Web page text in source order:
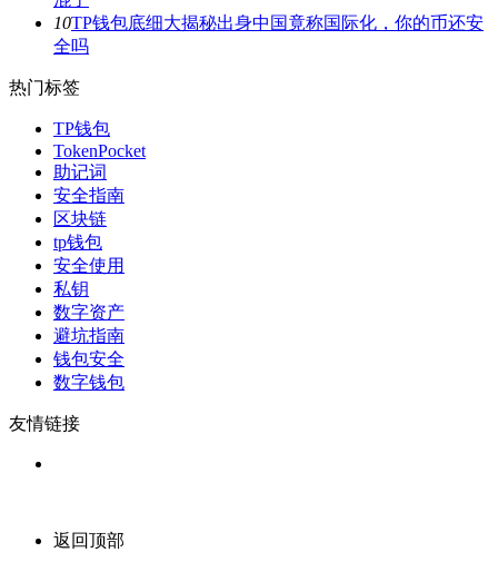
10TP钱包底细大揭秘出身中国竟称国际化，你的币还安
全吗
热门标签
TP钱包
TokenPocket
助记词
安全指南
区块链
tp钱包
安全使用
私钥
数字资产
避坑指南
钱包安全
数字钱包
友情链接
返回顶部